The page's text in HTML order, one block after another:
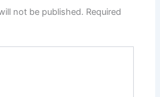
not be published. Required